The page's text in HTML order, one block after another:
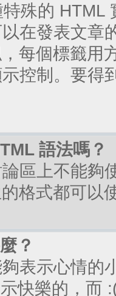
殊的 HTML
在發表文章
每個標籤用
控制。要得
語法嗎？
區上不能夠
格式都可以
？
表示心情的
快樂的，而